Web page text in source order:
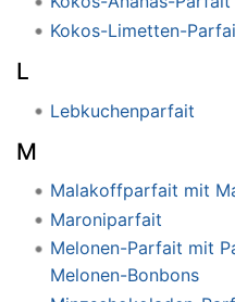
Kokos-Limetten-
L
Lebkuchenparfait
M
Malakoffparfait mit
Maroniparfait
Melonen-Parfait mit
Melonen-Bonbons